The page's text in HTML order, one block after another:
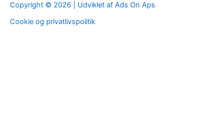
Copyright © 2026 | Udviklet af Ads On Aps
Cookie og privatlivspolitik